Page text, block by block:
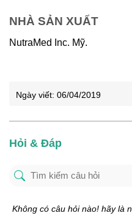
NHÀ SẢN XUẤT
NutraMed Inc. Mỹ.
Ngày viết: 06/04/2019
Hỏi & Đáp
Không có câu hỏi nào! hãy là